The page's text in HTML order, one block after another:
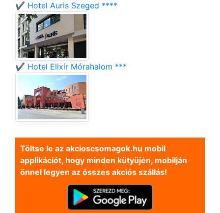
✔️ Hotel Auris Szeged ****
✔️ Hotel Elixír Mórahalom ***
Töltse le az akcioscsomagok.hu mobil
applikációt, hogy minden kütyüjén, mobilján
önnel legyen az összes akciós szállás!